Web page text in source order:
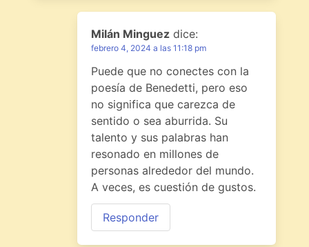
Milán Minguez dice:
febrero 4, 2024 a las 11:18 pm
Puede que no conectes con la
poesía de Benedetti, pero eso
no significa que carezca de
sentido o sea aburrida. Su
talento y sus palabras han
resonado en millones de
personas alrededor del mundo.
A veces, es cuestión de gustos.
Responder